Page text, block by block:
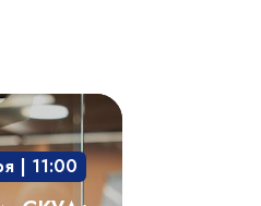
| 11:00